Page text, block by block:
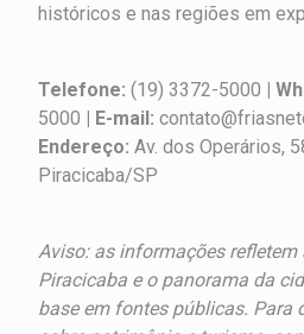
históricos e nas regiões em
Telefone: (19) 3372-5000 |
5000 | E-mail:
Endereço: Av. dos Operários,
Piracicaba/SP
Aviso: as informações refletem
Piracicaba e o panorama da
base em fontes públicas. Para